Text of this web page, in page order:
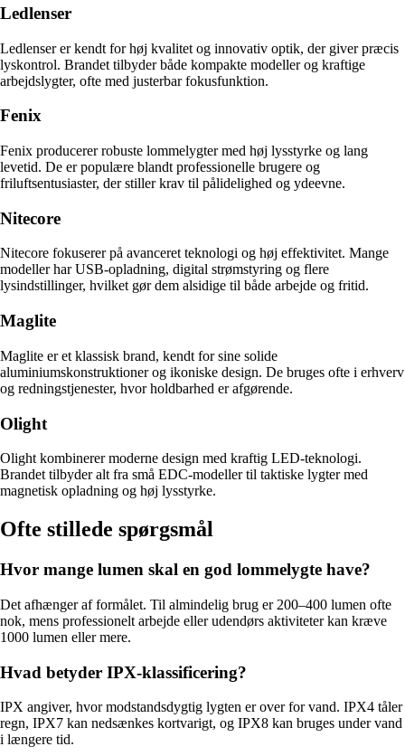
Ledlenser
Ledlenser er kendt for høj kvalitet og innovativ optik, der giver præcis
lyskontrol. Brandet tilbyder både kompakte modeller og kraftige
arbejdslygter, ofte med justerbar fokusfunktion.
Fenix
Fenix producerer robuste lommelygter med høj lysstyrke og lang
levetid. De er populære blandt professionelle brugere og
friluftsentusiaster, der stiller krav til pålidelighed og ydeevne.
Nitecore
Nitecore fokuserer på avanceret teknologi og høj effektivitet. Mange
modeller har USB-opladning, digital strømstyring og flere
lysindstillinger, hvilket gør dem alsidige til både arbejde og fritid.
Maglite
Maglite er et klassisk brand, kendt for sine solide
aluminiumskonstruktioner og ikoniske design. De bruges ofte i erhverv
og redningstjenester, hvor holdbarhed er afgørende.
Olight
Olight kombinerer moderne design med kraftig LED-teknologi.
Brandet tilbyder alt fra små EDC-modeller til taktiske lygter med
magnetisk opladning og høj lysstyrke.
Ofte stillede spørgsmål
Hvor mange lumen skal en god lommelygte have?
Det afhænger af formålet. Til almindelig brug er 200–400 lumen ofte
nok, mens professionelt arbejde eller udendørs aktiviteter kan kræve
1000 lumen eller mere.
Hvad betyder IPX-klassificering?
IPX angiver, hvor modstandsdygtig lygten er over for vand. IPX4 tåler
regn, IPX7 kan nedsænkes kortvarigt, og IPX8 kan bruges under vand
i længere tid.